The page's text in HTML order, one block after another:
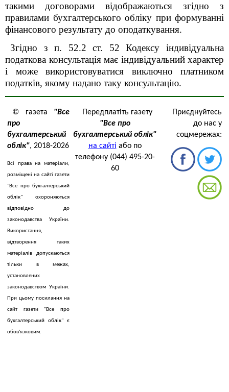
такими договорами відображаються згідно з
правилами бухгалтерського обліку при формуванні
фінансового результату до оподаткування.
Згідно з п. 52.2 ст. 52 Кодексу індивідуальна
податкова консультація має індивідуальний характер
і може використовуватися виключно платником
податків, якому надано таку консультацію.
© газета "Все
про
бухгалтерський
облік", 2018-2026
Всі права на матеріали,
розміщені на сайті газети
"Все про бухгалтерський
облік" охороняються
відповідно до
законодавства України.
Використання,
відтворення таких
матеріалів допускаються
тільки в межах,
установлених
законодавством України.
При цьому посилання на
сайт газети "Все про
бухгалтерський облік" є
обов'язковим.
Передплатіть газету
"Все про
бухгалтерський облік"
на сайті або по
телефону (044) 495-20-
60
Приєднуйтесь
до нас у
соцмережах: